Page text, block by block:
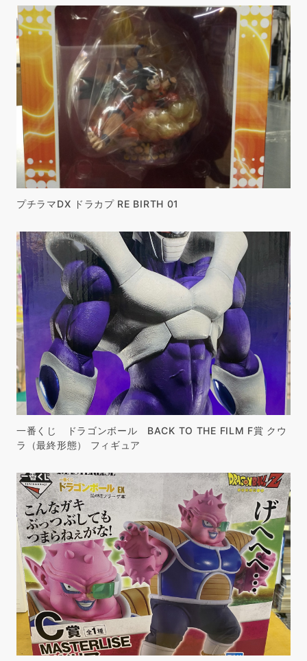
プチラマDX ドラカプ RE BIRTH 01
一番くじ ドラゴンボール BACK TO THE FILM F賞 クウ
ラ（最終形態） フィギュア